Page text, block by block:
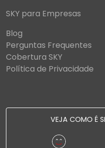
SKY para Empresas
Blog
Perguntas Frequentes
Cobertura SKY
Política de Privacidade
VEJA COMO É